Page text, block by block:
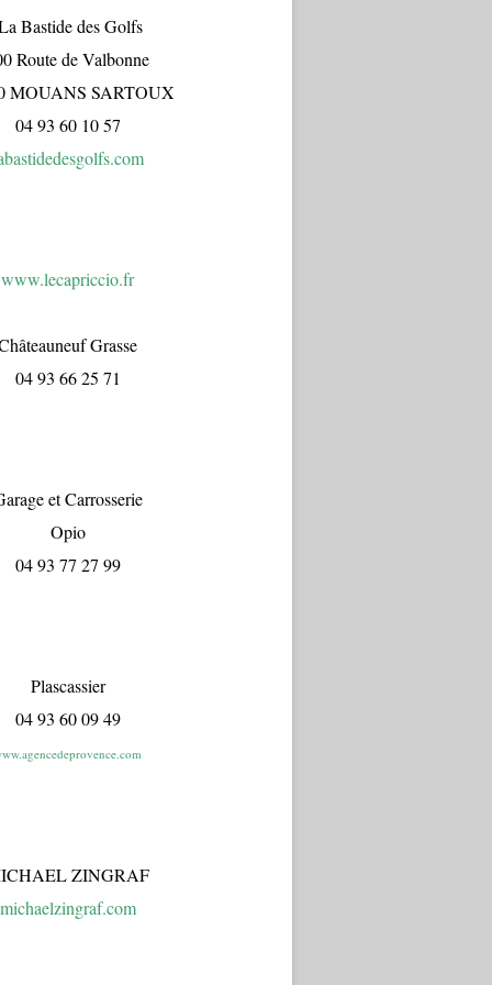
Bastide des Golfs
Route de Valbonne
MOUANS SARTOUX
04 93 60 10 57
www.lecapriccio.fr
Grasse
04 93 66 25 71
et Carrosserie
Opio
04 93 77 27 99
Plascassier
04 93 60 09 49
ZINGRAF
michaelzingraf.com